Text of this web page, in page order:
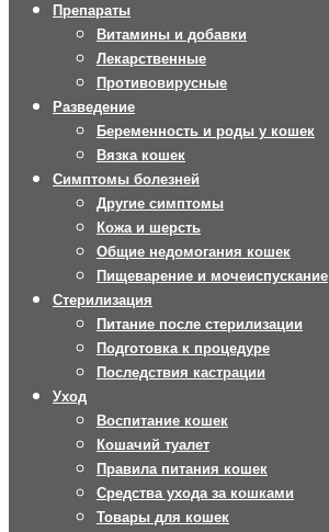
Препараты
Витамины и добавки
Лекарственные
Противовирусные
Разведение
Беременность и роды у кошек
Вязка кошек
Симптомы болезней
Другие симптомы
Кожа и шерсть
Общие недомогания кошек
Пищеварение и мочеиспускание
Стерилизация
Питание после стерилизации
Подготовка к процедуре
Последствия кастрации
Уход
Воспитание кошек
Кошачий туалет
Правила питания кошек
Средства ухода за кошками
Товары для кошек